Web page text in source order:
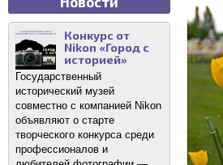
Конкурс от
Nikon «Город с
историей»
Государственный
исторический музей
совместно с компанией Nikon
объявляют о старте
творческого конкурса среди
профессионалов и